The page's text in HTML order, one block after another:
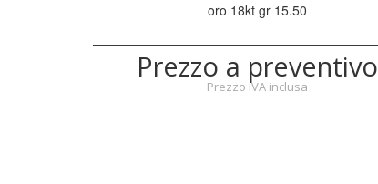
oro 18kt gr 15.50
Prezzo a preventivo
Prezzo IVA inclusa